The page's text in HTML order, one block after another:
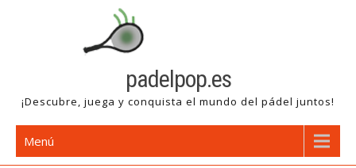
padelpop.es
¡Descubre, juega y conquista el mundo del pádel juntos!
Menú